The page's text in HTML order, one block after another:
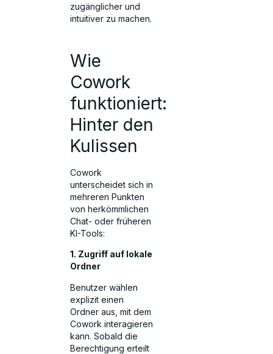
zugänglicher und
intuitiver zu machen.
Wie
Cowork
funktioniert:
Hinter den
Kulissen
Cowork
unterscheidet sich in
mehreren Punkten
von herkömmlichen
Chat- oder früheren
KI-Tools:
1. Zugriff auf lokale
Ordner
Benutzer wählen
explizit einen
Ordner aus, mit dem
Cowork interagieren
kann. Sobald die
Berechtigung erteilt